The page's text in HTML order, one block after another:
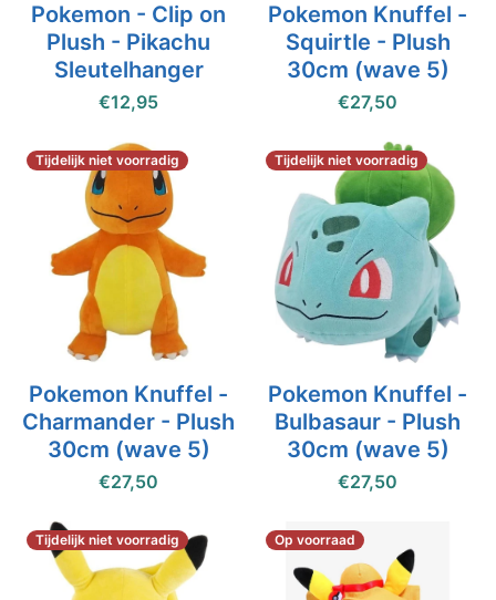
Pokemon - Clip on
Plush - Pikachu
Sleutelhanger
€12,95
Pokemon Knuffel -
Squirtle - Plush
30cm (wave 5)
€27,50
Pokemon Knuffel -
Charmander - Plush
30cm (wave 5)
€27,50
Tijdelijk niet voorradig
Pokemon Knuffel -
Bulbasaur - Plush
30cm (wave 5)
€27,50
Tijdelijk niet voorradig
Tijdelijk niet voorradig Op voorraad